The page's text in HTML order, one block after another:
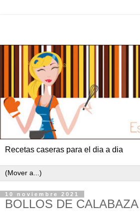
Recetas caseras para el dia a dia
10 noviembre 2021
BOLLOS DE CALABAZA